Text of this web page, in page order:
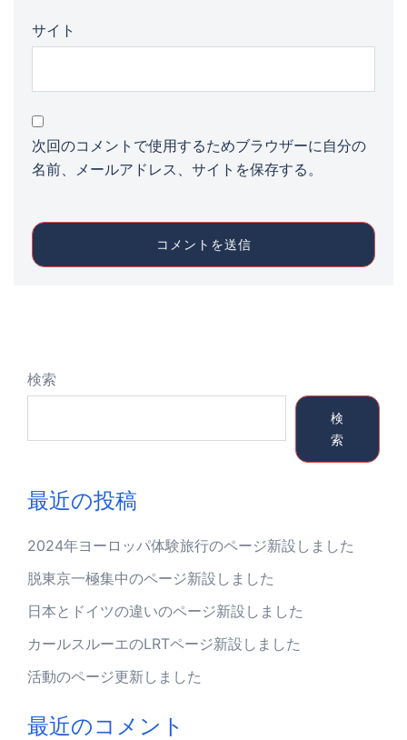
サイト
次回のコメントで使用するためブラウザーに自分の
名前、メールアドレス、サイトを保存する。
検索
検
索
最近の投稿
2024年ヨーロッパ体験旅行のページ新設しました
脱東京一極集中のページ新設しました
日本とドイツの違いのページ新設しました
カールスルーエのLRTページ新設しました
活動のページ更新しました
最近のコメント